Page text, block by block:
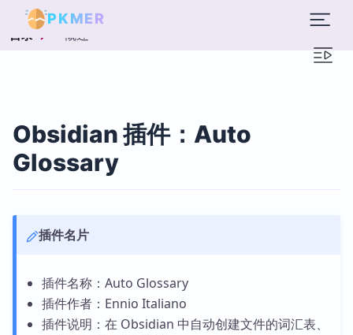
PKMER
目录 概述
Obsidian 插件：Auto
Glossary
插件名片
插件名称：Auto Glossary
插件作者：Ennio Italiano
插件说明：在 Obsidian 中自动创建文件的词汇表、